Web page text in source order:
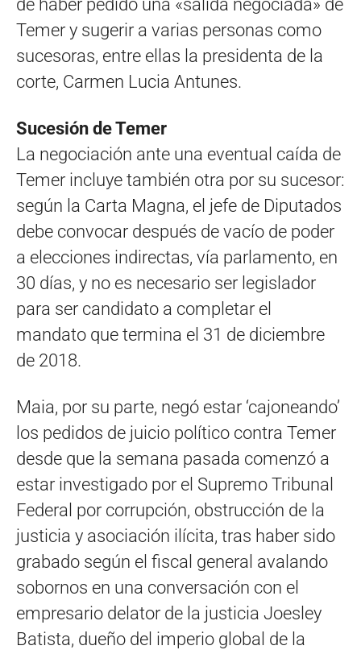
de haber pedido una «salida negociada» de
Temer y sugerir a varias personas como
sucesoras, entre ellas la presidenta de la
corte, Carmen Lucia Antunes.
Sucesión de Temer
La negociación ante una eventual caída de
Temer incluye también otra por su sucesor:
según la Carta Magna, el jefe de Diputados
debe convocar después de vacío de poder
a elecciones indirectas, vía parlamento, en
30 días, y no es necesario ser legislador
para ser candidato a completar el
mandato que termina el 31 de diciembre
de 2018.
Maia, por su parte, negó estar ‘cajoneando’
los pedidos de juicio político contra Temer
desde que la semana pasada comenzó a
estar investigado por el Supremo Tribunal
Federal por corrupción, obstrucción de la
justicia y asociación ilícita, tras haber sido
grabado según el fiscal general avalando
sobornos en una conversación con el
empresario delator de la justicia Joesley
Batista, dueño del imperio global de la